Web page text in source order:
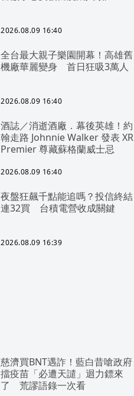
2026.08.09 16:40
全台最大親子樂園開幕！高雄舊
機廠華麗變身 首日狂吸3萬人
2026.08.09 16:40
酒誌／消逝酒廠．幕後英雄！約
翰走路 Johnnie Walker 發表 XR
Premier 尊藏蘇格蘭威士忌
2026.08.09 16:40
夜盤狂飆千點能追嗎？投信終結
連32買 台積電營收成關鍵
2026.08.09 16:39
慈濟買BNT遇詐！藍白昔嗆政府
擋疫苗「必遭天譴」迴力鏢來
了 荒謬語錄一次看